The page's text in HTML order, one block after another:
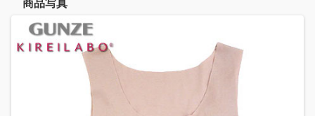
商品写真